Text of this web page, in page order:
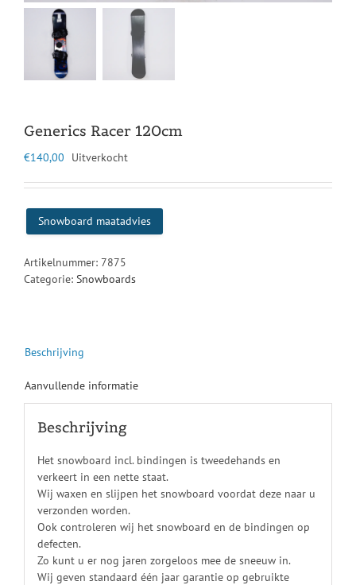
Generics Racer 120cm
€140,00 Uitverkocht
Snowboard maatadvies
Artikelnummer: 7875
Categorie: Snowboards
Beschrijving
Aanvullende informatie
Beschrijving
Het snowboard incl. bindingen is tweedehands en
verkeert in een nette staat.
Wij waxen en slijpen het snowboard voordat deze naar u
verzonden worden.
Ook controleren wij het snowboard en de bindingen op
defecten.
Zo kunt u er nog jaren zorgeloos mee de sneeuw in.
Wij geven standaard één jaar garantie op gebruikte